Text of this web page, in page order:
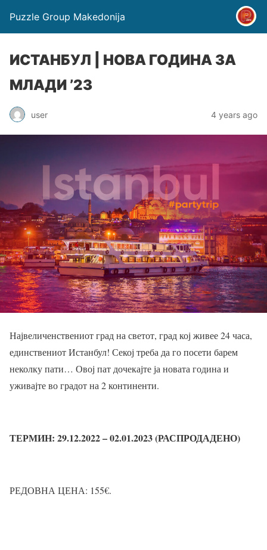
Puzzle Group Makedonija
ИСТАНБУЛ | НОВА ГОДИНА ЗА
МЛАДИ ’23
user 4 years ago
Највеличенствениот град на светот, град кој живее 24 часа,
единствениот Истанбул! Секој треба да го посети барем
неколку пати… Овој пат дочекајте ја новата година и
уживајте во градот на 2 континенти.
ТЕРМИН: 29.12.2022 – 02.01.2023 (РАСПРОДАДЕНО)
РЕДОВНА ЦЕНА: 155€.